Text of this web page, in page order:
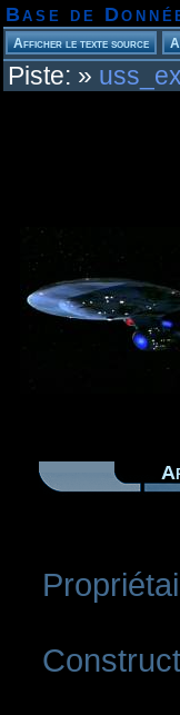
Base de
Piste: »